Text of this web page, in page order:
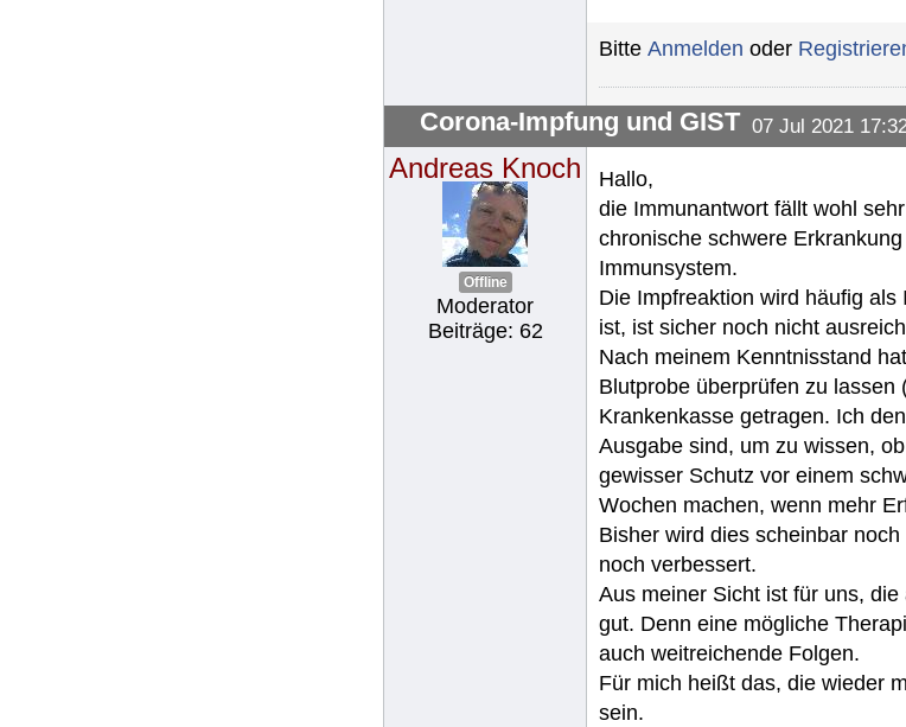
Bitte Anmelden oder
Corona-Impfung und GIST 07 Jul 2021
Andreas Knoch
Offline
Moderator
Beiträge: 62
Hallo,
die Immunantwort fällt wohl
chronische schwere
Immunsystem.
Die Impfreaktion wird häufig
ist, ist sicher noch nicht
Nach meinem Kenntnisstand
Blutprobe überprüfen zu
Krankenkasse getragen. Ich
Ausgabe sind, um zu wissen,
gewisser Schutz vor einem
Wochen machen, wenn mehr
Bisher wird dies scheinbar
noch verbessert.
Aus meiner Sicht ist für uns,
gut. Denn eine mögliche
auch weitreichende Folgen.
Für mich heißt das, die wieder
sein.